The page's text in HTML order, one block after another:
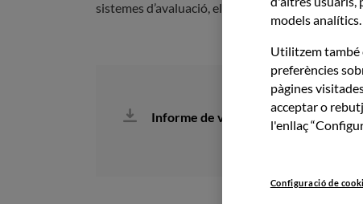
sistemes d’avaluació, el professorat, els
Informe de verificació
models analítics.
Utilitzem també
preferències
pàgines
acceptar o
l'enllaç
Configuració de